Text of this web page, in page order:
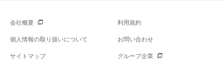
会社概要 利用規約
個人情報の取り扱いについて お問い合わせ
サイトマップ グループ企業